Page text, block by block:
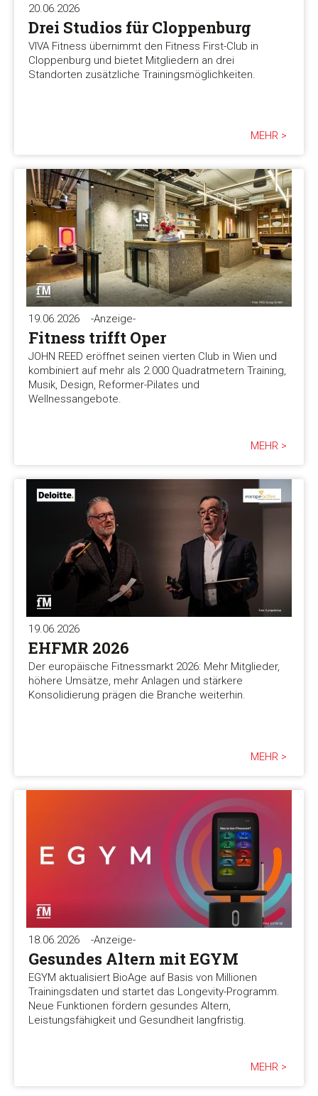
20.06.2026
Drei Studios für Cloppenburg
VIVA Fitness übernimmt den Fitness First-Club in
Cloppenburg und bietet Mitgliedern an drei
Standorten zusätzliche Trainingsmöglichkeiten.
MEHR >
19.06.2026 -Anzeige-
Fitness trifft Oper
JOHN REED eröffnet seinen vierten Club in Wien und
kombiniert auf mehr als 2.000 Quadratmetern Training,
Musik, Design, Reformer-Pilates und
Wellnessangebote.
MEHR >
19.06.2026
EHFMR 2026
Der europäische Fitnessmarkt 2026: Mehr Mitglieder,
höhere Umsätze, mehr Anlagen und stärkere
Konsolidierung prägen die Branche weiterhin.
MEHR >
18.06.2026 -Anzeige-
Gesundes Altern mit EGYM
EGYM aktualisiert BioAge auf Basis von Millionen
Trainingsdaten und startet das Longevity-Programm.
Neue Funktionen fördern gesundes Altern,
Leistungsfähigkeit und Gesundheit langfristig.
MEHR >